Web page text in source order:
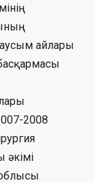
айлары
2008